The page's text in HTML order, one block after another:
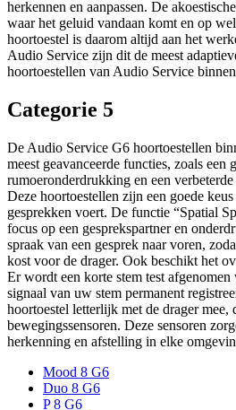
herkennen en aanpassen. De
waar het geluid vandaan komt en op
hoortoestel is daarom altijd aan het
Audio Service zijn dit de meest
hoortoestellen van Audio Service
Categorie 5
De Audio Service G6 hoortoestellen
meest geavanceerde functies, zoals een
rumoeronderdrukking en een verbeterde
Deze hoortoestellen zijn een goede
gesprekken voert. De functie “Spatial
focus op een gesprekspartner en
spraak van een gesprek naar voren,
kost voor de drager. Ook beschikt het
Er wordt een korte stem test afgenomen
signaal van uw stem permanent
hoortoestel letterlijk met de drager mee,
bewegingssensoren. Deze sensoren
herkenning en afstelling in elke
Mood 8 G6
Duo 8 G6
P 8 G6